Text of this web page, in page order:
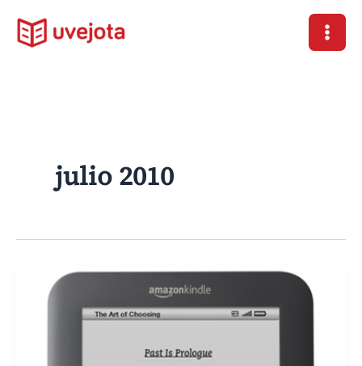
contenido
julio 2010